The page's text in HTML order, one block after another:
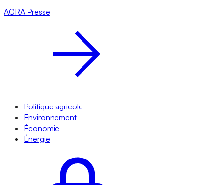
AGRA Presse
Politique agricole
Environnement
Économie
Énergie